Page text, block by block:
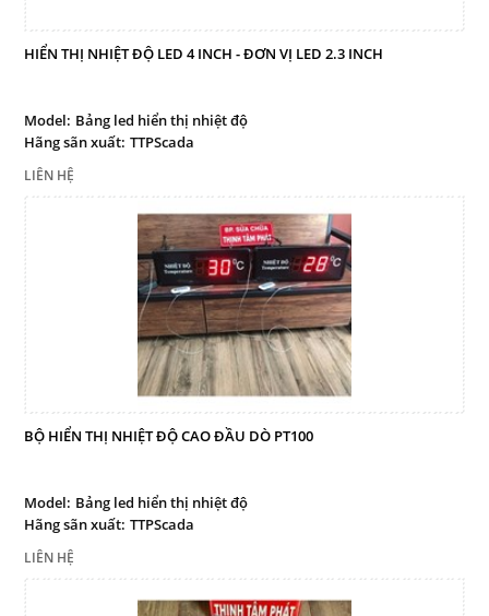
HIỂN THỊ NHIỆT ĐỘ LED 4 INCH - ĐƠN VỊ LED 2.3 INCH
Model: Bảng led hiển thị nhiệt độ
Hãng sãn xuất: TTPScada
LIÊN HỆ
BỘ HIỂN THỊ NHIỆT ĐỘ CAO ĐẦU DÒ PT100
Model: Bảng led hiển thị nhiệt độ
Hãng sãn xuất: TTPScada
LIÊN HỆ